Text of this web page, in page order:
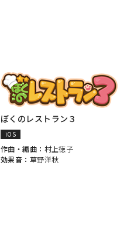
ぼくのレストラン３
iOS
作曲・編曲： 村上徳子
効果音： 草野洋秋